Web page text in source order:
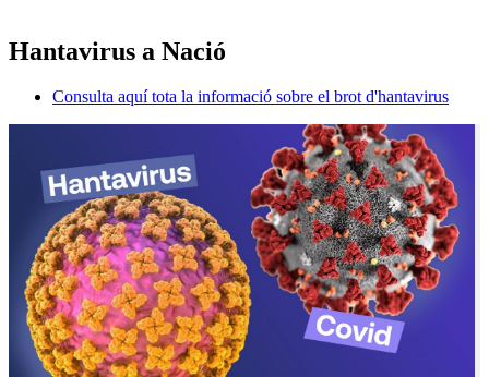
Hantavirus a Nació
Consulta aquí tota la informació sobre el brot d'hantavirus